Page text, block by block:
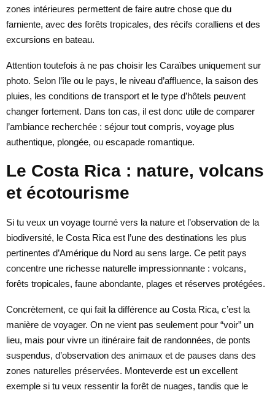
zones intérieures permettent de faire autre chose que du
farniente, avec des forêts tropicales, des récifs coralliens et des
excursions en bateau.
Attention toutefois à ne pas choisir les Caraïbes uniquement sur
photo. Selon l’île ou le pays, le niveau d’affluence, la saison des
pluies, les conditions de transport et le type d’hôtels peuvent
changer fortement. Dans ton cas, il est donc utile de comparer
l’ambiance recherchée : séjour tout compris, voyage plus
authentique, plongée, ou escapade romantique.
Le Costa Rica : nature, volcans
et écotourisme
Si tu veux un voyage tourné vers la nature et l’observation de la
biodiversité, le Costa Rica est l’une des destinations les plus
pertinentes d’Amérique du Nord au sens large. Ce petit pays
concentre une richesse naturelle impressionnante : volcans,
forêts tropicales, faune abondante, plages et réserves protégées.
Concrètement, ce qui fait la différence au Costa Rica, c’est la
manière de voyager. On ne vient pas seulement pour “voir” un
lieu, mais pour vivre un itinéraire fait de randonnées, de ponts
suspendus, d’observation des animaux et de pauses dans des
zones naturelles préservées. Monteverde est un excellent
exemple si tu veux ressentir la forêt de nuages, tandis que le